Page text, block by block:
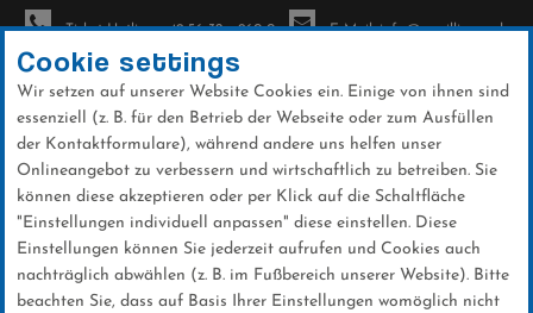
Direkt
zum
Inhalt
Ticket-Hotline: +49 56 32 - 960-0 E-Mail: info@sc-willingen.de
News
Cookie settings
Wir setzen auf unserer Website Cookies ein. Einige von ihnen sind
essenziell (z. B. für den Betrieb der Webseite oder zum Ausfüllen
der Kontaktformulare), während andere uns helfen unser
Onlineangebot zu verbessern und wirtschaftlich zu betreiben. Sie
können diese akzeptieren oder per Klick auf die Schaltfläche
"Einstellungen individuell anpassen" diese einstellen. Diese
Einstellungen können Sie jederzeit aufrufen und Cookies auch
nachträglich abwählen (z. B. im Fußbereich unserer Website). Bitte
beachten Sie, dass auf Basis Ihrer Einstellungen womöglich nicht